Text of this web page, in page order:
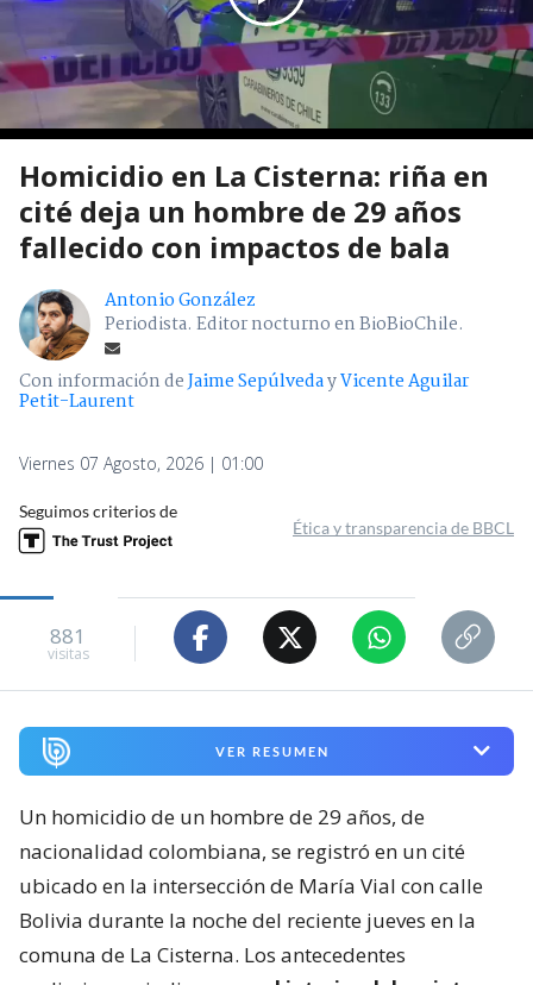
Homicidio en La Cisterna: riña en
cité deja un hombre de 29 años
fallecido con impactos de bala
Antonio González
Periodista. Editor nocturno en BioBioChile.
Con información deJaime SepúlvedayVicente Aguilar
Petit-Laurent
Viernes 07 Agosto, 2026 | 01:00
Seguimos criterios de
Ética y transparencia de BBCL
881
visitas
VER RESUMEN
Un homicidio de un hombre de 29 años, de
nacionalidad colombiana, se registró en un cité
ubicado en la intersección de María Vial con calle
Bolivia durante la noche del reciente jueves en la
comuna de La Cisterna. Los antecedentes